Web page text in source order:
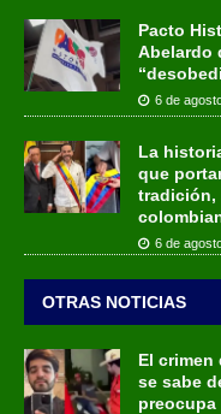
Pacto
Abelardo
6 de
La
que
tradición,
6 de
OTRAS NOTICIAS
El crimen
se sabe